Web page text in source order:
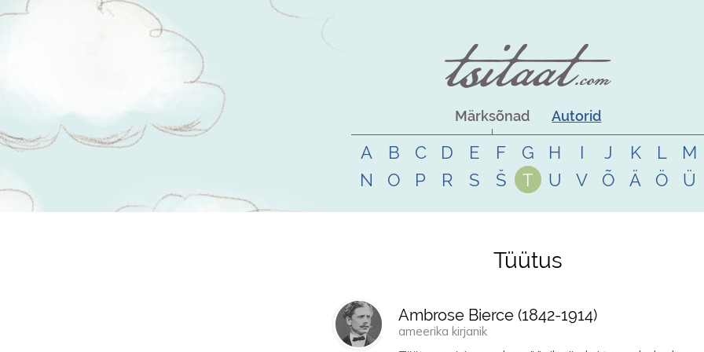
Märksõnad Autorid
A B C D E F G H I J K L
M
N
O P R S Š T U V Õ Ä Ö Ü
Tüütus
Ambrose Bierce (1842-1914)
ameerika kirjanik